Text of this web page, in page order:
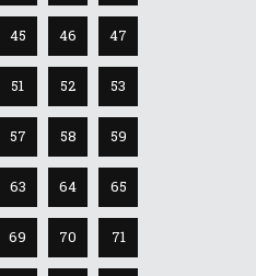
45 46 47
51 52 53
57 58 59
63 64 65
69 70 71